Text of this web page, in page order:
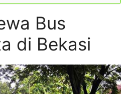
Bus
di Bekasi